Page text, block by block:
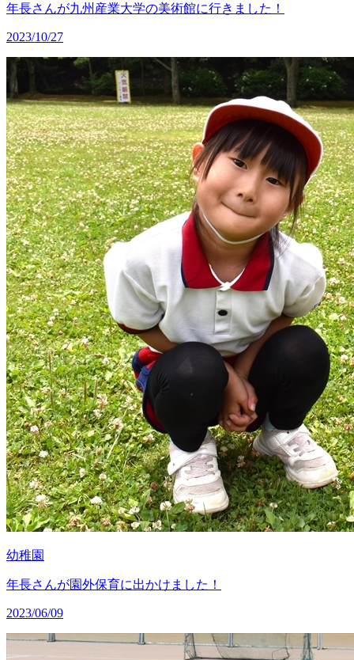
年長さんが九州産業大学の美術館に行きました！
2023/10/27
幼稚園
年長さんが園外保育に出かけました！
2023/06/09